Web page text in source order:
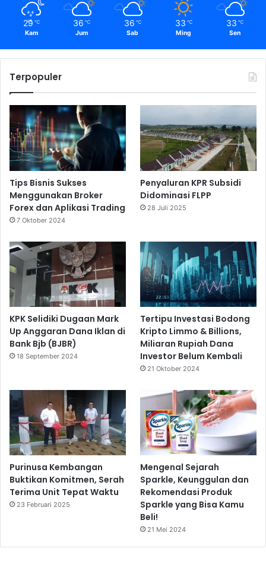
29 ℃
Kam
36 ℃
Jum
36 ℃
Sab
33 ℃
Ming
33 ℃
Sen
Terpopuler
Tips Bisnis Sukses
Menggunakan Broker
Forex dan Aplikasi Trading
7 Oktober 2024
Penyaluran KPR Subsidi
Didominasi FLPP
28 Juli 2025
KPK Selidiki Dugaan Mark
Up Anggaran Dana Iklan di
Bank Bjb (BJBR)
18 September 2024
Tertipu Investasi Bodong
Kripto Limmo & Billions,
Miliaran Rupiah Dana
Investor Belum Kembali
21 Oktober 2024
Purinusa Kembangan
Buktikan Komitmen, Serah
Terima Unit Tepat Waktu
23 Februari 2025
Mengenal Sejarah
Sparkle, Keunggulan dan
Rekomendasi Produk
Sparkle yang Bisa Kamu
Beli!
21 Mei 2024